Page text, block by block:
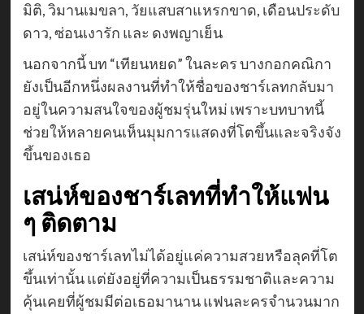
มิติ, วิมานเมขลา, วัยแสบสาแหรกขาด, เดือนประดับ
ดาว, ซ่อนเงารัก และ ดงพญาเย็น
นอกจากนี้ บท “เทียนหยด” ในละคร บางกอกคณิกา
ยังเป็นอีกหนึ่งผลงานที่ทำให้ชื่อของชาร์เลทกลับมา
อยู่ในความสนใจของผู้ชมรุ่นใหม่ เพราะบทบาทนี้
ช่วยให้หลายคนเห็นมุมการแสดงที่โตขึ้นและจริงจัง
ขึ้นของเธอ
เสน่ห์ของชาร์เลทที่ทำให้แฟน
ๆ ติดตาม
เสน่ห์ของชาร์เลทไม่ได้อยู่แค่ความสวยหรือลุคที่โต
ขึ้นเท่านั้น แต่ยังอยู่ที่ความเป็นธรรมชาติและความ
คุ้นเคยที่ผู้ชมมีต่อเธอมานาน แฟนละครจำนวนมาก